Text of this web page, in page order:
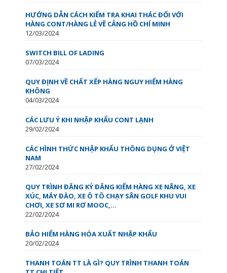
HƯỚNG DẪN CÁCH KIỂM TRA KHAI THÁC ĐỐI VỚI
HÀNG CONT/HÀNG LẺ VỀ CẢNG HỒ CHÍ MINH
12/03/2024
SWITCH BILL OF LADING
07/03/2024
QUY ĐỊNH VỀ CHẤT XẾP HÀNG NGUY HIỂM HÀNG
KHÔNG
04/03/2024
CÁC LƯU Ý KHI NHẬP KHẨU CONT LẠNH
29/02/2024
CÁC HÌNH THỨC NHẬP KHẨU THÔNG DỤNG Ở VIỆT
NAM
27/02/2024
QUY TRÌNH ĐĂNG KÝ ĐĂNG KIỂM HÀNG XE NÂNG, XE
XÚC, MÁY ĐÀO, XE Ô TÔ CHẠY SÂN GOLF KHU VUI
CHƠI, XE SƠ MI RƠ MOOC,...
22/02/2024
BẢO HIỂM HÀNG HÓA XUẤT NHẬP KHẨU
20/02/2024
THANH TOÁN TT LÀ GÌ? QUY TRÌNH THANH TOÁN